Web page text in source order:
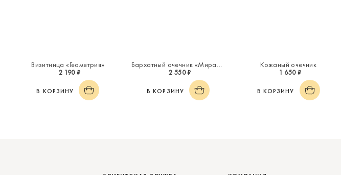
Визитница «Геометрия»
2 190 ₽
В КОРЗИНУ
Бархатный очечник «Миражи»
2 550 ₽
В КОРЗИНУ
Кожаный очечник
1 650 ₽
В КОРЗИНУ